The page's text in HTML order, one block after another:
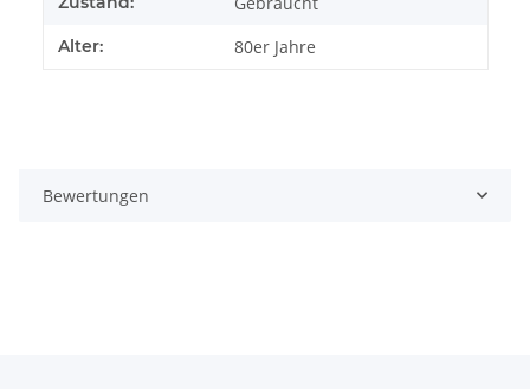
Alter: 80er Jahre
Bewertungen